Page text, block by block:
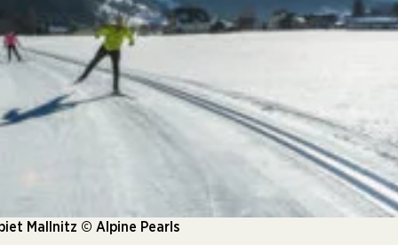
Mallnitz © Alpine Pearls